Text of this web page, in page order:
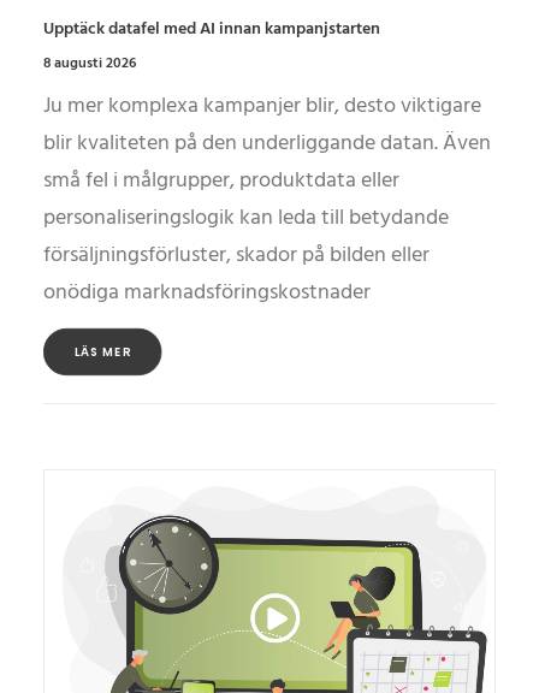
Upptäck datafel med AI innan kampanjstarten
8 augusti 2026
Ju mer komplexa kampanjer blir, desto viktigare
blir kvaliteten på den underliggande datan. Även
små fel i målgrupper, produktdata eller
personaliseringslogik kan leda till betydande
försäljningsförluster, skador på bilden eller
onödiga marknadsföringskostnader
LÄS MER